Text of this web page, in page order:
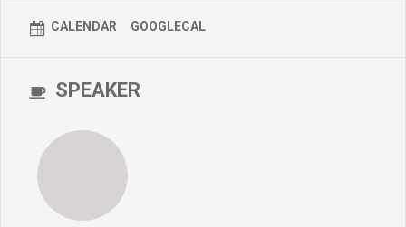
CALENDAR GOOGLECAL
SPEAKER